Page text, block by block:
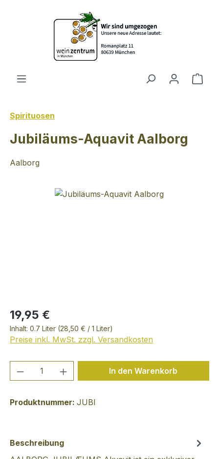
Zum Hauptinhalt springen
Spirituosen
Jubiläums-Aquavit Aalborg
Aalborg
Bildergalerie überspringen
19,95 €
Inhalt: 0.7 Liter (28,50 € / 1 Liter)
Preise inkl. MwSt. zzgl. Versandkosten
Produkt Anzahl: Gib denIn den Warenkorb
Produktnummer: JUBI
Beschreibung